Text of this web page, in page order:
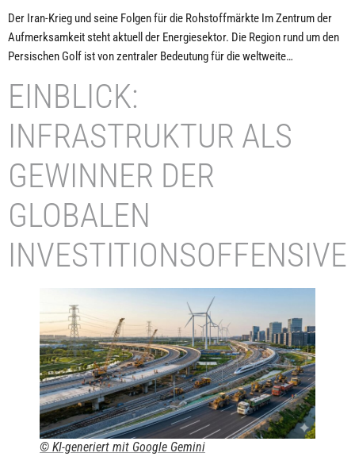
Der Iran-Krieg und seine Folgen für die Rohstoffmärkte Im Zentrum der
Aufmerksamkeit steht aktuell der Energiesektor. Die Region rund um den
Persischen Golf ist von zentraler Bedeutung für die weltweite…
EINBLICK:
INFRASTRUKTUR ALS
GEWINNER DER
GLOBALEN
INVESTITIONSOFFENSIVE
© KI-generiert mit Google Gemini